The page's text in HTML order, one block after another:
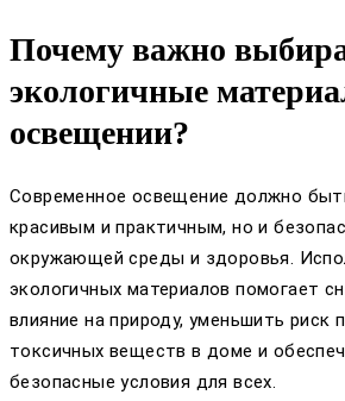
Почему важно
экологичные
освещении?
Современное освещение должно
красивым и практичным, но и
окружающей среды и здоровья.
экологичных материалов помогает
влияние на природу, уменьшить риск
токсичных веществ в доме и
безопасные условия для всех.